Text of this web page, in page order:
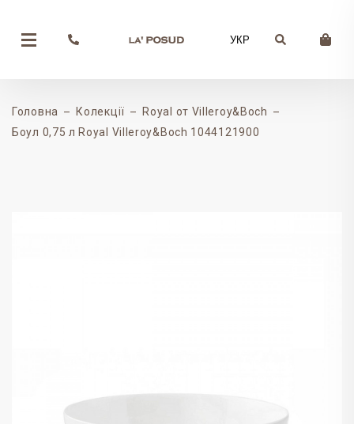
УКР
Головна Колекції
Royal от Villeroy&Boch
Боул 0,75 л Royal Villeroy&Boch 1044121900